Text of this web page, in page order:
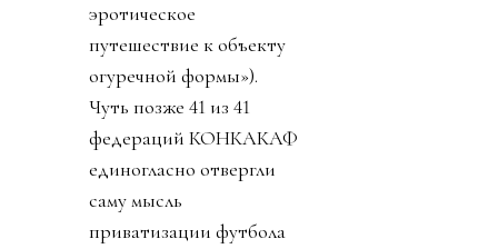
эротическое
путешествие к объекту
огуречной формы»).
Чуть позже 41 из 41
федераций КОНКАКАФ
единогласно отвергли
саму мысль
приватизации футбола